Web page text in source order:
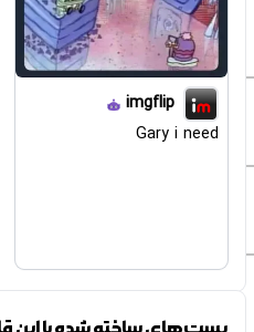
imgflip
Gary i need